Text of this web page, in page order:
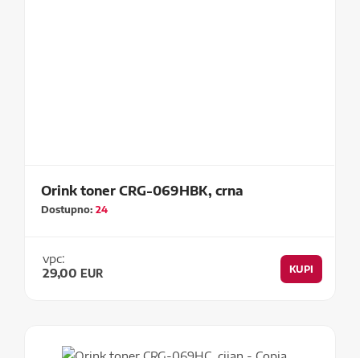
Orink toner CRG-069HBK, crna
Dostupno:24
vpc:
29,00 EUR KUPI